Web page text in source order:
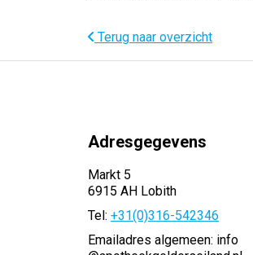
Terug naar overzicht
Adresgegevens
Markt 5
6915 AH Lobith
Tel: +31(0)316-542346
Emailadres algemeen: info